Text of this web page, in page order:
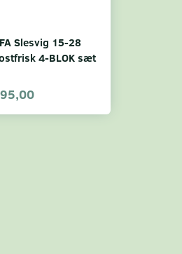
Slesvig 15-28
4-BLOK sæt